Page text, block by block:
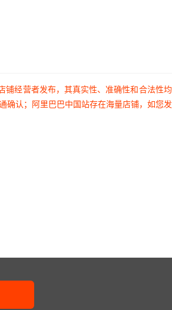
经营者发布，其真实性、准确性和合法性
确认；阿里巴巴中国站存在海量店铺，如您